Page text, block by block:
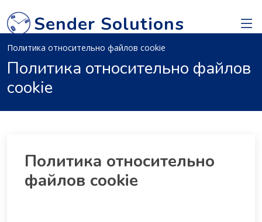
Sender Solutions
Политика относительно файлов cookie
Политика относительно файлов
cookie
Политика относительно
файлов cookie